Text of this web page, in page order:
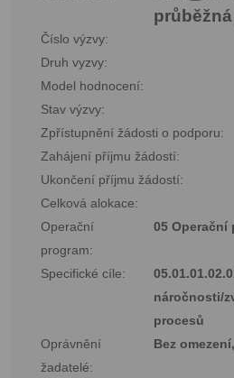
Číslo výzvy:
Druh vyzvy:
Model hodnocení:
Stav výzvy:
Zpřístupnění žádosti o podporu:
Zahájení příjmu žádostí:
Ukončení příjmu žádostí:
Celková alokace:
Operační
program:
05 Operační
Specifické cíle:
náročnosti/
procesů
Oprávnění
žadatelé:
Bez